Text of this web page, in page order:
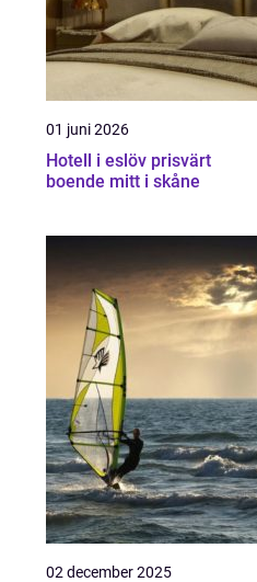
01 juni 2026
Hotell i eslöv prisvärt
boende mitt i skåne
02 december 2025